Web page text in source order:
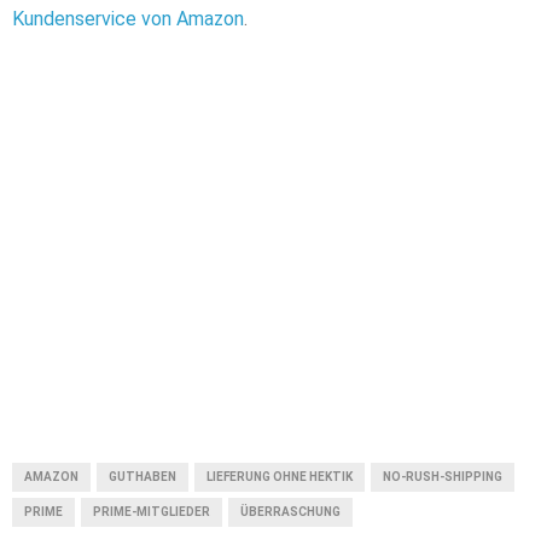
Kundenservice von Amazon.
AMAZON GUTHABEN LIEFERUNG OHNE HEKTIK NO-RUSH-SHIPPING
PRIME PRIME-MITGLIEDER ÜBERRASCHUNG